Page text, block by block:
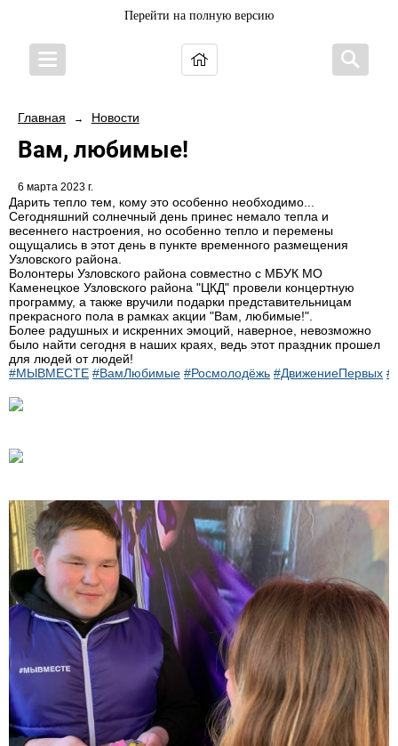
Перейти на полную версию
Главная → Новости
Вам, любимые!
6 марта 2023 г.
Дарить тепло тем, кому это особенно необходимо...
Сегодняшний солнечный день принес немало тепла и
весеннего настроения, но особенно тепло и перемены
ощущались в этот день в пункте временного размещения
Узловского района.
Волонтеры Узловского района совместно с МБУК МО
Каменецкое Узловского района "ЦКД" провели концертную
программу, а также вручили подарки представительницам
прекрасного пола в рамках акции "Вам, любимые!".
Более радушных и искренних эмоций, наверное, невозможно
было найти сегодня в наших краях, ведь этот праздник прошел
для людей от людей!
#МЫВМЕСТЕ #ВамЛюбимые #Росмолодёжь #ДвижениеПервых